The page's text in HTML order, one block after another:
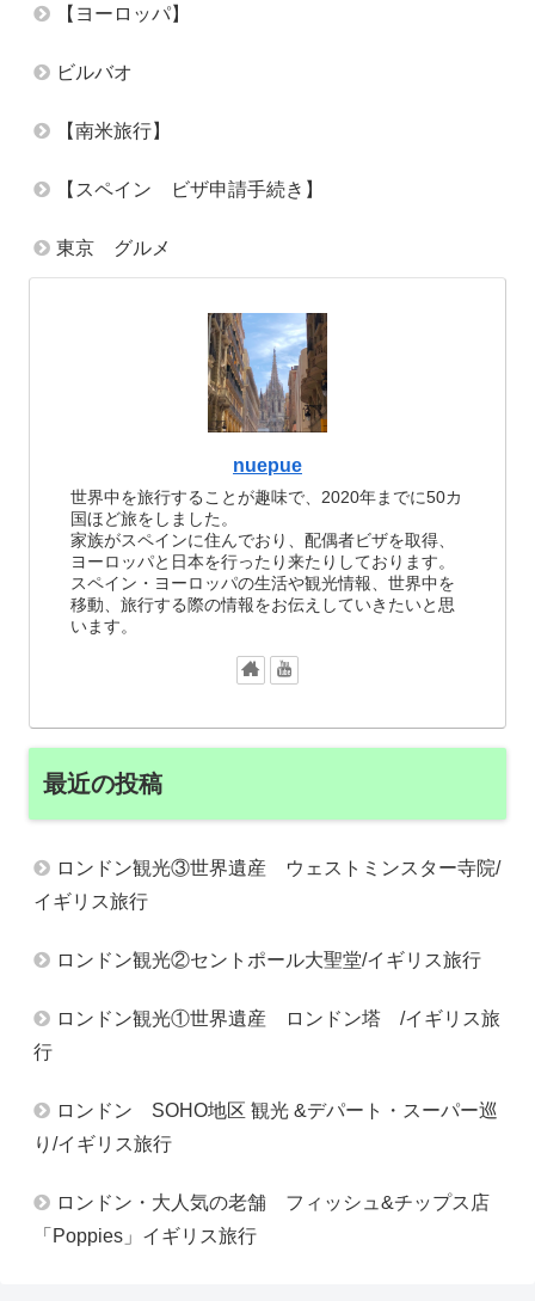
【ヨーロッパ】
ビルバオ
【南米旅行】
【スペイン ビザ申請手続き】
東京 グルメ
nuepue
世界中を旅行することが趣味で、2020年までに50カ
国ほど旅をしました。
家族がスペインに住んでおり、配偶者ビザを取得、
ヨーロッパと日本を行ったり来たりしております。
スペイン・ヨーロッパの生活や観光情報、世界中を
移動、旅行する際の情報をお伝えしていきたいと思
います。
最近の投稿
ロンドン観光③世界遺産 ウェストミンスター寺院/
イギリス旅行
ロンドン観光②セントポール大聖堂/イギリス旅行
ロンドン観光①世界遺産 ロンドン塔 /イギリス旅
行
ロンドン SOHO地区 観光 &デパート・スーパー巡
り/イギリス旅行
ロンドン・大人気の老舗 フィッシュ&チップス店
「Poppies」イギリス旅行